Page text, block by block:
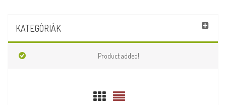
KATEGÓRIÁK
Product added!